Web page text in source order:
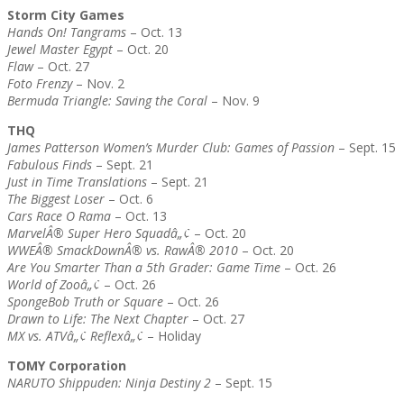
Storm City Games
Hands On! Tangrams – Oct. 13
Jewel Master Egypt – Oct. 20
Flaw – Oct. 27
Foto Frenzy – Nov. 2
Bermuda Triangle: Saving the Coral – Nov. 9
THQ
James Patterson Women’s Murder Club: Games of Passion – Sept. 15
Fabulous Finds – Sept. 21
Just in Time Translations – Sept. 21
The Biggest Loser – Oct. 6
Cars Race O Rama – Oct. 13
MarvelÂ® Super Hero Squadâ„¢ – Oct. 20
WWEÂ® SmackDownÂ® vs. RawÂ® 2010 – Oct. 20
Are You Smarter Than a 5th Grader: Game Time – Oct. 26
World of Zooâ„¢ – Oct. 26
SpongeBob Truth or Square – Oct. 26
Drawn to Life: The Next Chapter – Oct. 27
MX vs. ATVâ„¢ Reflexâ„¢ – Holiday
TOMY Corporation
NARUTO Shippuden: Ninja Destiny 2 – Sept. 15